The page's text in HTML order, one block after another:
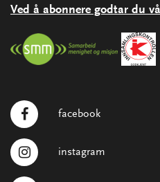
Ved å abonnere godtar du
facebook
instagram